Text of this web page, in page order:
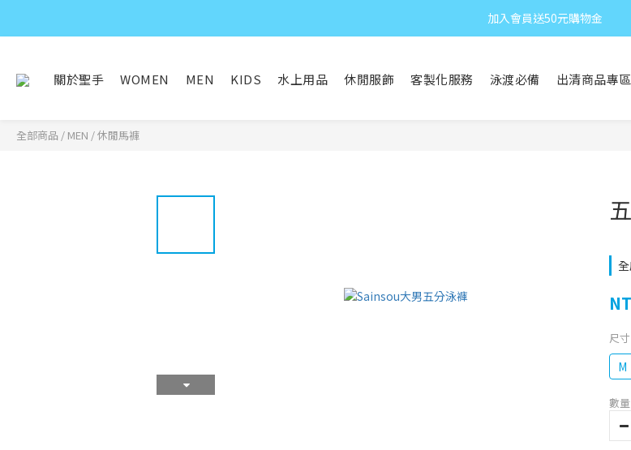
加入會員送50元購物金
關於聖手 WOMEN MEN KIDS 水上用品 休閒服飾 客製化服務 泳渡必備 出清商品專區
全部商品 / MEN /休閒馬褲
尺寸
M
數量